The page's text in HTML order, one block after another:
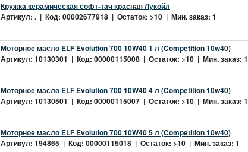
Кружка керамическая софт-тач красная Лукойл
Артикул: . | Код: 00002677918 | Остаток: >10 | Мин. заказ: 1
Моторное масло ELF Evolution 700 10W40 1 л (Competition 10w40)
Артикул: 10130301 | Код: 00000115008 | Остаток: >10 | Мин. заказ: 1
Моторное масло ELF Evolution 700 10W40 4 л (Competition 10w40)
Артикул: 10130501 | Код: 00000115007 | Остаток: >10 | Мин. заказ: 1
Моторное масло ELF Evolution 700 10W40 5 л (Competition 10w40)
Артикул: 194865 | Код: 00000115018 | Остаток: >10 | Мин. заказ: 1